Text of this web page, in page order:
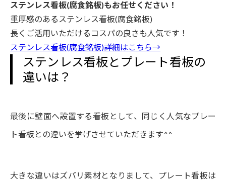
ステンレス看板(腐食銘板)もお任せください！
重厚感のあるステンレス看板(腐食銘板)
長くご活用いただけるコスパの良さも人気です！
ステンレス看板(腐食銘板)詳細はこちら→
ステンレス看板とプレート看板の
違いは？
最後に壁面へ設置する看板として、同じく人気なプレー
ト看板との違いを挙げさせていただきます^^
大きな違いはズバリ素材となりまして、プレート看板は